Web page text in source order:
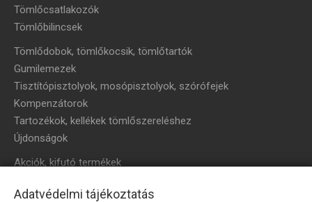
Tömlőcsatlakozók
Tömlőbilincsek
Tömlődobok, tömlőkocsik, tömlőtartók
Gumilemezek
Tisztítópisztolyok, mosópisztolyok, szórófejek
Kompenzátorok
Tartozékok, kellékek tömlőszereléshez
Újdonságok
Akciók, kifutó termékek
HÍRLEVÉL
Adatvédelmi tájékoztatás